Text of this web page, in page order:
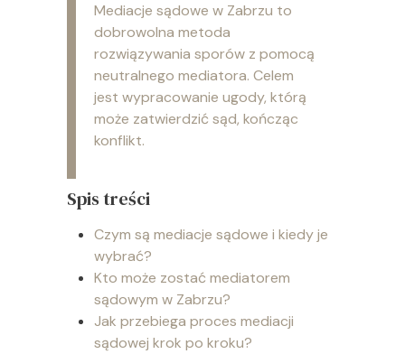
Mediacje sądowe w Zabrzu to
dobrowolna metoda
rozwiązywania sporów z pomocą
neutralnego mediatora. Celem
jest wypracowanie ugody, którą
może zatwierdzić sąd, kończąc
konflikt.
Spis treści
Czym są mediacje sądowe i kiedy je
wybrać?
Kto może zostać mediatorem
sądowym w Zabrzu?
Jak przebiega proces mediacji
sądowej krok po kroku?